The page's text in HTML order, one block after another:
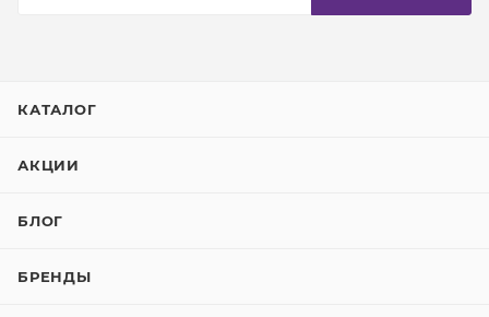
КАТАЛОГ
АКЦИИ
БЛОГ
БРЕНДЫ